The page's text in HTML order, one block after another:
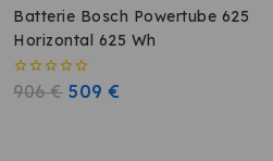
Batterie Bosch Powertube 625
Horizontal 625 Wh
0
906€ 509€